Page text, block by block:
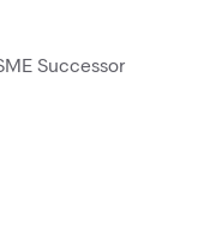
Successor